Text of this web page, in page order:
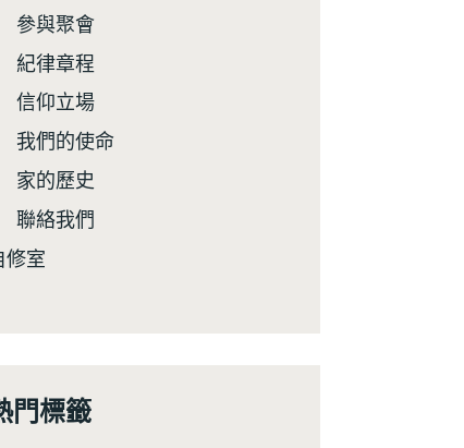
參與聚會
紀律章程
信仰立場
我們的使命
家的歷史
聯絡我們
修室
門標籤